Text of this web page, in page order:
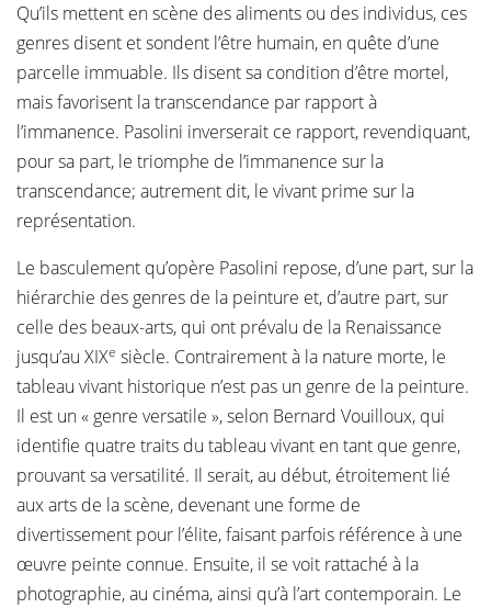
Qu’ils mettent en scène des aliments ou des individus, ces
genres disent et sondent l’être humain, en quête d’une
parcelle immuable. Ils disent sa condition d’être mortel,
mais favorisent la transcendance par rapport à
l’immanence. Pasolini inverserait ce rapport, revendiquant,
pour sa part, le triomphe de l’immanence sur la
transcendance; autrement dit, le vivant prime sur la
représentation.
Le basculement qu’opère Pasolini repose, d’une part, sur la
hiérarchie des genres de la peinture et, d’autre part, sur
celle des beaux-arts, qui ont prévalu de la Renaissance
jusqu’au XIXe siècle. Contrairement à la nature morte, le
tableau vivant historique n’est pas un genre de la peinture.
Il est un « genre versatile », selon Bernard Vouilloux, qui
identifie quatre traits du tableau vivant en tant que genre,
prouvant sa versatilité. Il serait, au début, étroitement lié
aux arts de la scène, devenant une forme de
divertissement pour l’élite, faisant parfois référence à une
œuvre peinte connue. Ensuite, il se voit rattaché à la
photographie, au cinéma, ainsi qu’à l’art contemporain. Le